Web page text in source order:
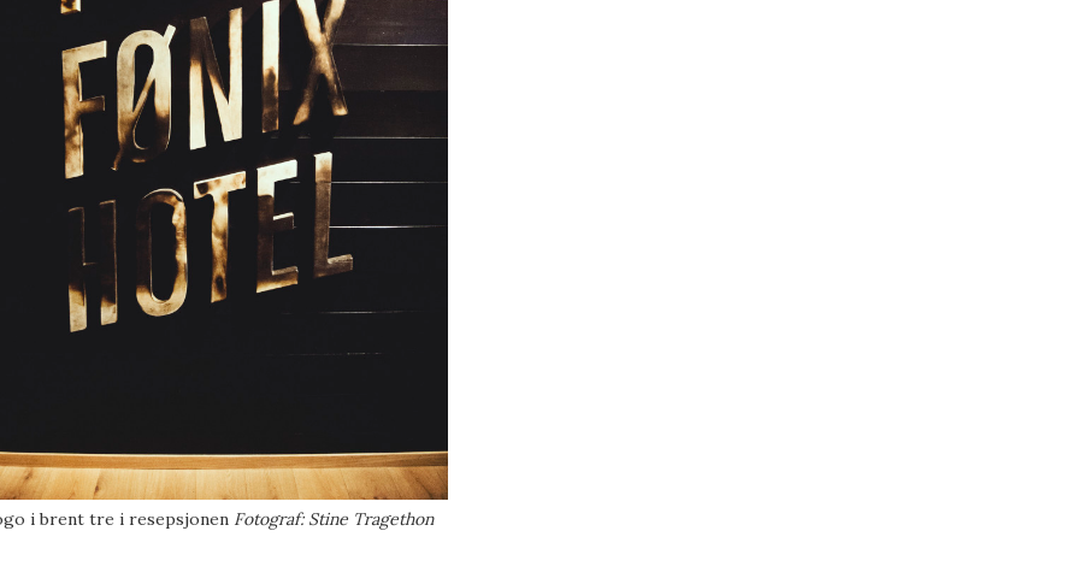
i brent tre i resepsjonen Fotograf: Stine Tragethon